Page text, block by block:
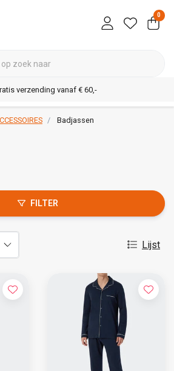
0
verzending vanaf € 60,-
Badjassen
FILTER
Lijst